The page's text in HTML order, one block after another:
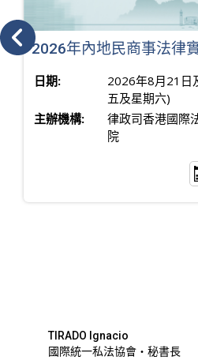
2026年內地民商事法律
日期:
2026年8月21日
五及星期六)
主辦機構:
律政司香港國際
院
TIRADO Ignacio
國際統一私法協會・秘書長